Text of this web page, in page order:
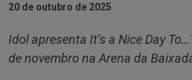
20 de outubro de 2025
Idol apresenta It’s a Nice Day
de novembro na Arena da